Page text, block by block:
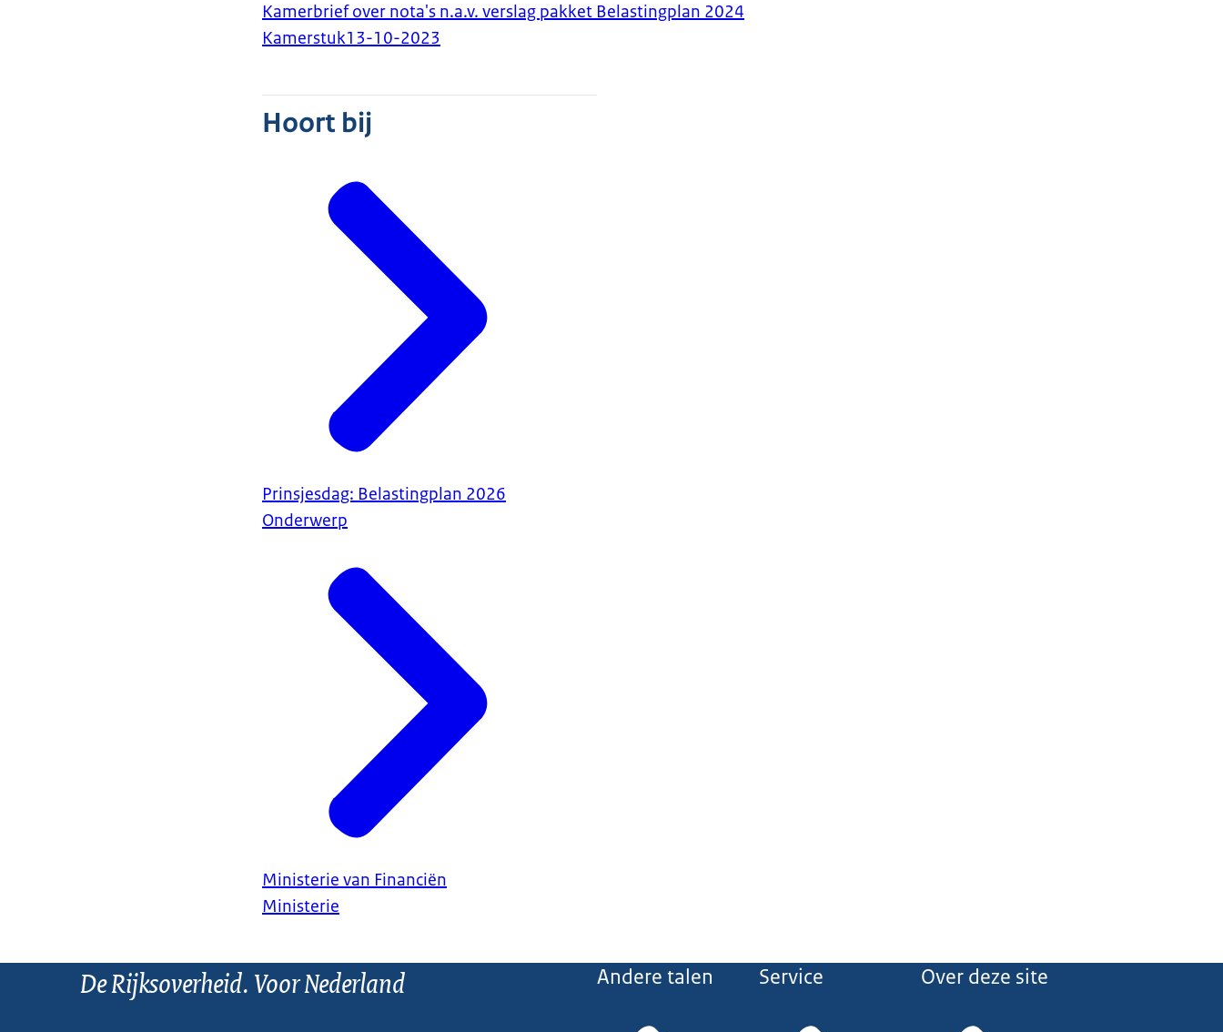
Kamerbrief over nota's n.a.v. verslag pakket Belastingplan 2024
Kamerstuk13-10-2023
Hoort bij
Prinsjesdag: Belastingplan 2026
Onderwerp
Ministerie van Financiën
Ministerie
De Rijksoverheid. Voor Nederland Andere talen Service Over deze site